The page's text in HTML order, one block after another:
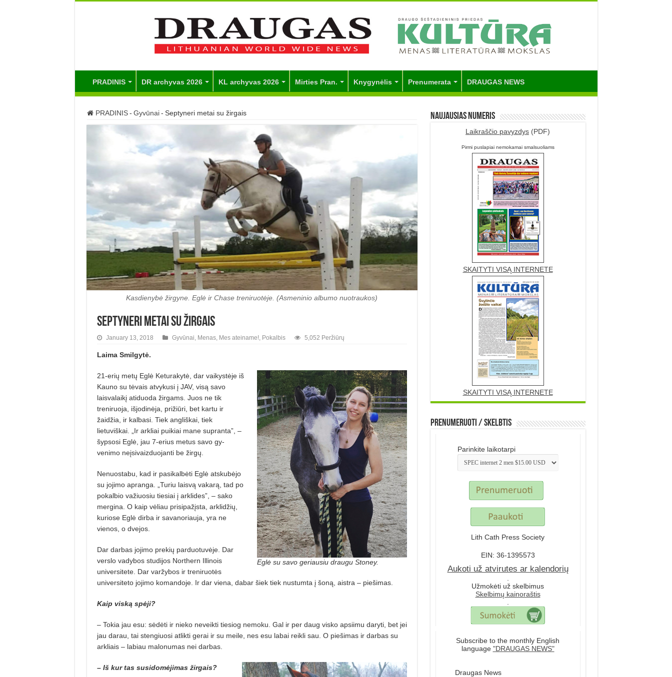
PRADINIS DR archyvas 2026 KL archyvas 2026 Mirties Pran. Knygynėlis Prenumerata DRAUGAS NEWS
PRADINIS - Gyvūnai - Septyneri metai su žirgais
Kasdienybė žirgyne. Eglė ir Chase treniruotėje. (Asmeninio albumo nuotraukos)
Septyneri metai su žirgais
January 13, 2018 Gyvūnai Menas, Mes ateiname!, Pokalbis 5,052 Peržiūrų
Laima Smilgytė.
Eglė su savo geriausiu draugu Stoney.
21-erių metų Eglė Keturakytė, dar vaikystėje iš
Kauno su tėvais atvykusi į JAV, visą savo
laisva­laikį atiduoda žirgams. Juos ne tik
treniruoja, išjodinėja, prižiūri, bet kartu ir
žaidžia, ir kalbasi. Tiek angliškai, tiek
lietuviškai. „Ir arkliai puikiai mane supranta”, –
šypsosi Eglė, jau 7-erius metus savo gy­
venimo neįsivaizduojanti be žirgų.
Nenuostabu, kad ir pasikalbėti Eglė atskubėjo
su jojimo apranga. „Turiu laisvą vakarą, tad po
pokalbio važiuosiu tiesiai į arklides”, – sako
mergina. O kaip vėliau prisipažįsta, arklidžių,
kuriose Eglė dirba ir sa­vanoriauja, yra ne
vienos, o dvejos.
Dar darbas jojimo prekių parduotuvėje. Dar
verslo vadybos studijos Northern Illinois
universitete. Dar varžybos ir treniruotės
universiteto jojimo komandoje. Ir dar viena, dabar šiek tiek nustumta į šoną, aistra – piešimas.
Kaip viską spėji?
– Tokia jau esu: sėdėti ir nieko neveikti tiesiog nemoku. Gal ir per daug visko apsiimu daryti, bet jei
jau darau, tai stengiuosi atlikti gerai ir su meile, nes esu labai reikli sau. O piešimas ir darbas su
arkliais – labiau malonumas nei darbas.
– Iš kur tas susidomėjimas žirgais?
Naujausias numeris
Laikraščio pavyzdys (PDF)
Pirmi puslapiai nemokamai smalsuoliams
SKAITYTI VISĄ INTERNETE
SKAITYTI VISĄ INTERNETE
Prenumeruoti / Skelbtis
Parinkite laikotarpi
Lith Cath Press Society
EIN: 36-1395573
Aukoti už atvirutes ar kalendorių
.
Užmokėti už skelbimus
Skelbimų kainoraštis
.
Subscribe to the monthly English
language "DRAUGAS NEWS"
Draugas News